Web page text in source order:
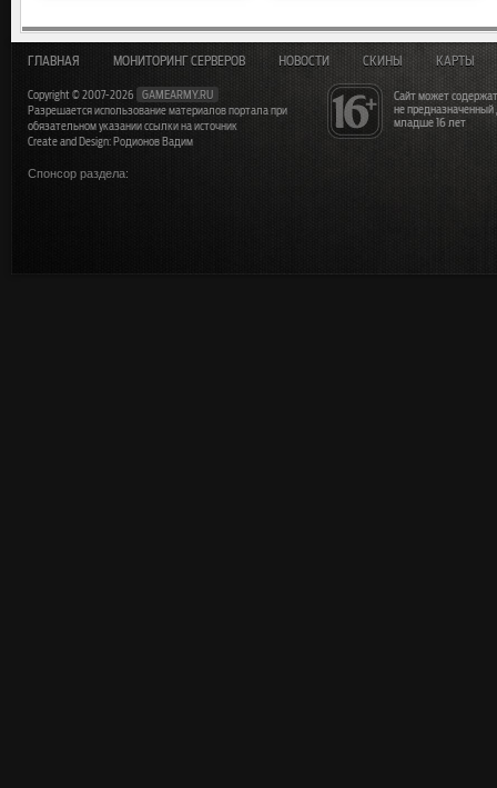
Сайт может
не
младше 16 лет
ГЛАВНАЯ МОНИТОРИНГ СЕРВЕРОВ НОВОСТИ СКИНЫ КАРТЫ
Copyright © 2007-2026
GAMEARMY.RU
Разрешается использование материалов портала при
обязательном указании ссылки на источник
Create and Design: Родионов Вадим
Спонсор раздела: